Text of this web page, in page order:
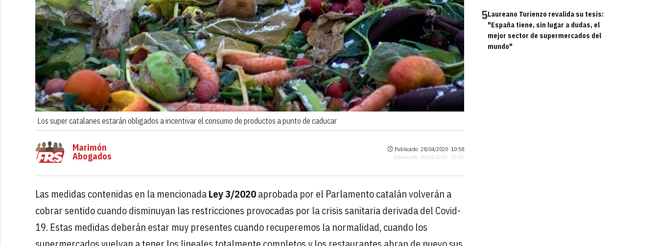
Los super catalanes estarán obligados a incentivar el consumo de productos a punto de caducar
5Laureano Turienzo revalida su tesis:
"España tiene, sin lugar a dudas, el
mejor sector de supermercados del
mundo"
Marimón
Abogados
Publicado: 28/04/2020 ·10:58
Actualizado: 28/04/2020 · 10:58
Las medidas contenidas en la mencionadaLey 3/2020aprobada por el Parlamento catalán volverán a
cobrar sentido cuando disminuyan las restricciones provocadas por la crisis sanitaria derivada del Covid-
19. Estas medidas deberán estar muy presentes cuando recuperemos la normalidad, cuando los